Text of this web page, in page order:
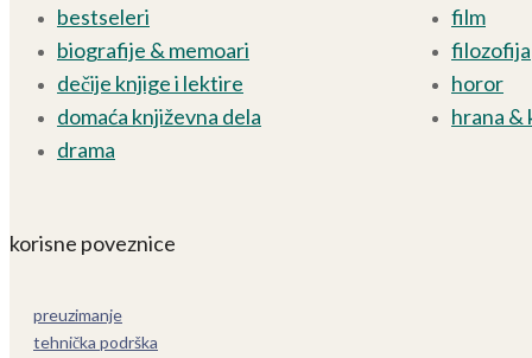
bestseleri
biografije & memoari
dečije knjige i lektire
domaća književna dela
drama
film
filozofija
horor
hrana &
korisne poveznice
preuzimanje
tehnička podrška